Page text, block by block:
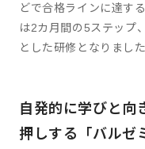
どで合格ラインに達す
は2カ月間の5ステップ
とした研修となりました
自発的に学びと向
押しする「バルゼ